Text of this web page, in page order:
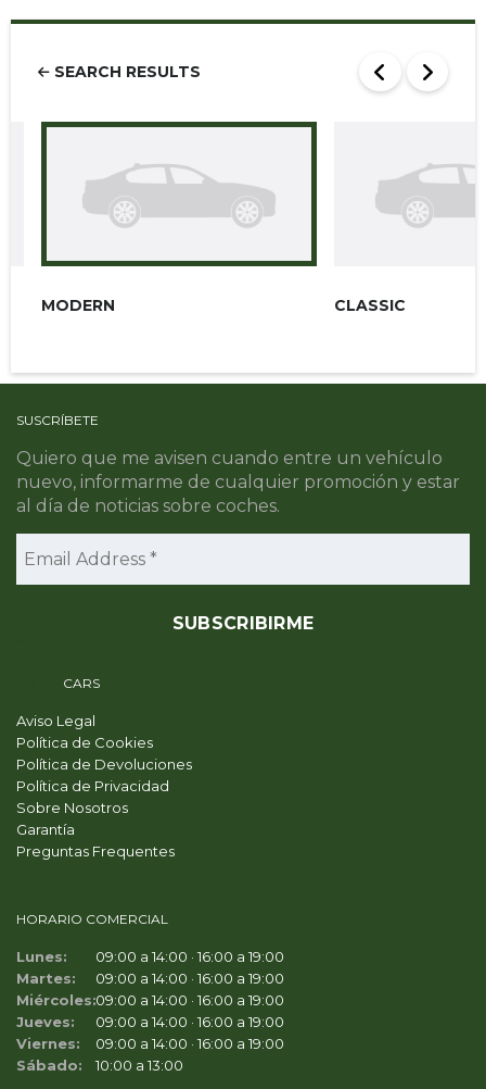
SEARCH RESULTS
MODERN CLASSIC
SUSCRÍBETE
Quiero que me avisen cuando entre un vehículo
nuevo, informarme de cualquier promoción y estar
al día de noticias sobre coches.
CARS
Aviso Legal
Política de Cookies
Política de Devoluciones
Política de Privacidad
Sobre Nosotros
Garantía
Preguntas Frequentes
HORARIO COMERCIAL
Lunes:
09:00 a 14:00 · 16:00 a 19:00
Martes:
09:00 a 14:00 · 16:00 a 19:00
Miércoles:09:00 a 14:00 · 16:00 a 19:00
Jueves:
09:00 a 14:00 · 16:00 a 19:00
Viernes:
09:00 a 14:00 · 16:00 a 19:00
Sábado:
10:00 a 13:00